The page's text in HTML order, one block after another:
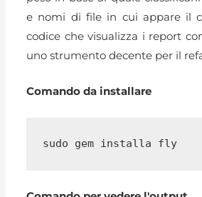
e nomi di file in cui appare il
codice che visualizza i report
uno strumento decente per il
Comando da installare
sudo gem installa fly